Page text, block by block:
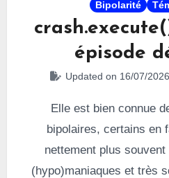
Bipolarité
épisode
Updated on 16/07/2026
Elle est bien connue
bipolaires, certains en
nettement plus
(hypo)maniaques et très